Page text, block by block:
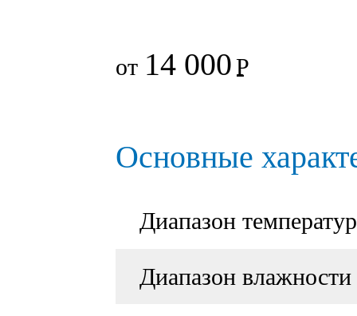
от 14 000Р
Основные
Диапазон
Диапазон влажности